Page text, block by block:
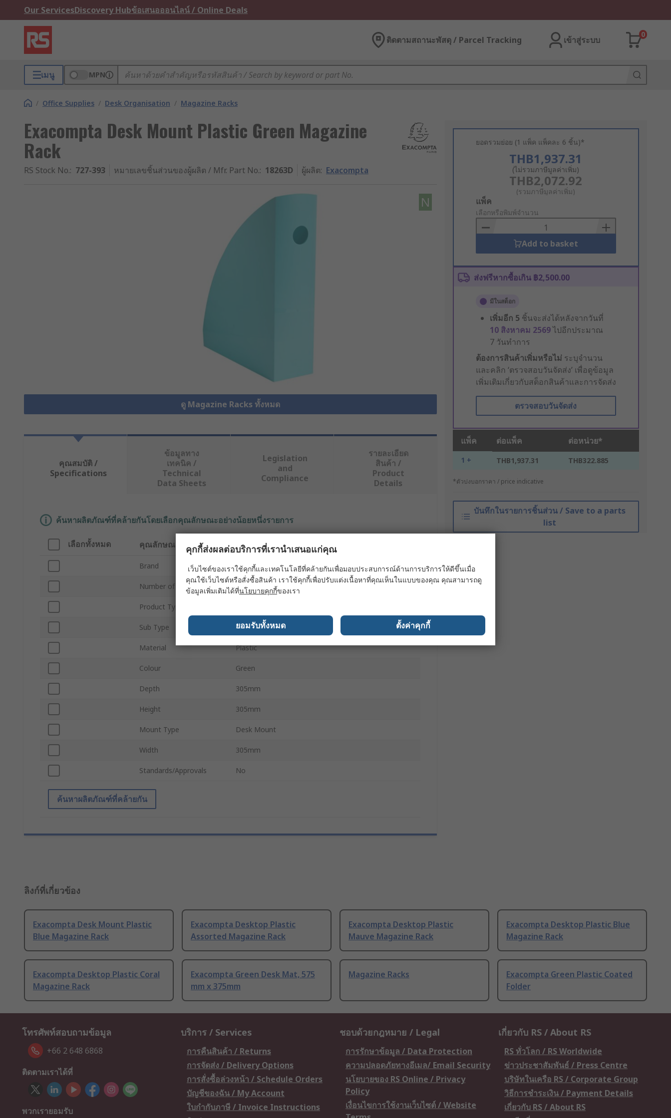
Our ServicesDiscovery Hubข้อเสนอออนไลน์ / Online Deals
ติดตามสถานะพัสดุ / Parcel Tracking เข้าสู่ระบบ
0
เมนู MPN
/ Office Supplies / Desk Organisation / Magazine Racks
Exacompta Desk Mount Plastic Green Magazine
Rack
RS Stock No.: 727-393 หมายเลขชิ้นส่วนของผู้ผลิต / Mfr. Part No.: 18263D ผู้ผลิต: Exacompta
N
ดู Magazine Racks ทั้งหมด
ยอดรวมย่อย (1 แพ็ค แพ็คละ 6 ชิ้น)*
THB1,937.31
(ไม่รวมภาษีมูลค่าเพิ่ม)
THB2,072.92
(รวมภาษีมูลค่าเพิ่ม)
Add
to
Basket
แพ็ค
เลือกหรือพิมพ์จำนวน
Add to basket
ส่งฟรีหากซื้อเกิน ฿2,500.00
มีในสต็อก
เพิ่มอีก 5 ชิ้นจะส่งได้หลังจากวันที่
10 สิงหาคม 2569ไปอีกประมาณ
7 วันทำการ
ต้องการสินค้าเพิ่มหรือไม่ ระบุจำนวน
และคลิก ‘ตรวจสอบวันจัดส่ง’ เพื่อดูข้อมูล
เพิ่มเติมเกี่ยวกับสต็อกสินค้าและการจัดส่ง
ตรวจสอบวันจัดส่ง
แพ็ค ต่อแพ็ค ต่อหน่วย*
1 + THB1,937.31 THB322.885
*ตัวบ่งบอกราคา / price indicative
บันทึกในรายการชิ้นส่วน / Save to a parts
list
คุณสมบัติ /
Specifications
ข้อมูลทาง
เทคนิค /
Technical
Data Sheets
Legislation
and
Compliance
รายละเอียด
สินค้า /
Product
Details
ค้นหาผลิตภัณฑ์ที่คล้ายกันโดยเลือกคุณลักษณะอย่างน้อยหนึ่งรายการ
เลือกทั้งหมด คุณลักษณะ ค่า
Brand Exacompta
Number of Pockets 1
Product Type
Sub Type Desk Mountable Plastic Green Magazine Rack
Material Plastic
Colour Green
Depth 305mm
Height 305mm
Mount Type Desk Mount
Width 305mm
Standards/Approvals No
ค้นหาผลิตภัณฑ์ที่คล้ายกัน
ลิงก์ที่เกี่ยวข้อง
Exacompta Desk Mount Plastic
Blue Magazine Rack
Exacompta Desktop Plastic
Assorted Magazine Rack
Exacompta Desktop Plastic
Mauve Magazine Rack
Exacompta Desktop Plastic Blue
Magazine Rack
Exacompta Desktop Plastic Coral
Magazine Rack
Exacompta Green Desk Mat, 575
mm x 375mm
Magazine Racks
Exacompta Green Plastic Coated
Folder
โทรศัพท์สอบถามข้อมูล
+66 2 648 6868
ติดตามเราได้ที่
พวกเรายอมรับ
บริการ / Services
การคืนสินค้า / Returns
การจัดส่ง / Delivery Options
การสั่งซื้อล่วงหน้า / Schedule Orders
บัญชีของฉัน / My Account
ใบกำกับภาษี / Invoice Instructions
ชอบด้วยกฎหมาย / Legal
การรักษาข้อมูล / Data Protection
ความปลอดภัยทางอีเมล/ Email Security
นโยบายของ RS Online / Privacy
Policy
เงื่อนไขการใช้งานเว็บไซต์ / Website
เกี่ยวกับ RS / About RS
RS ทั่วโลก / RS Worldwide
ข่าวประชาสัมพันธ์ / Press Centre
บริษัทในเครือ RS / Corporate Group
วิธีการชำระเงิน / Payment Details
เกี่ยวกับ RS / About RS
คุกกี้ส่งผลต่อบริการที่เรานำเสนอแก่คุณ
เว็บไซต์ของเราใช้คุกกี้และเทคโนโลยีที่คล้ายกันเพื่อมอบประสบการณ์ด้านการบริการให้ดีขึ้นเมื่อ
คุณใช้เว็บไซต์หรือสั่งซื้อสินค้า เราใช้คุกกี้เพื่อปรับแต่งเนื้อหาที่คุณเห็นในแบบของคุณ คุณสามารถดู
ข้อมูลเพิ่มเติมได้ที่นโยบายคุกกี้ของเรา
ยอมรับทั้งหมด ตั้งค่าคุกกี้